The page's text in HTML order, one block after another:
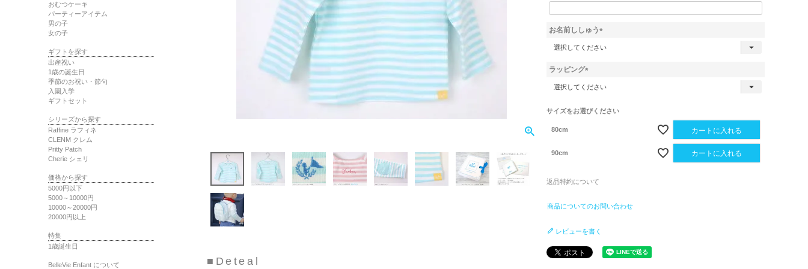
おむつケーキ
パーティーアイテム
男の子
女の子
ギフトを探す
出産祝い
1歳の誕生日
季節のお祝い・節句
入園入学
ギフトセット
シリーズから探す
Raffine ラフィネ
CLENM クレム
Pritty Patch
Cherie シェリ
価格から探す
5000円以下
5000～10000円
10000～20000円
20000円以上
特集
1歳誕生日
BelleVie Enfant について
■Deteal
お名前ししゅう
ラッピング
)
サイズをお選びください
80cm カートに入れる
90cm カートに入れる
返品特約について
商品についてのお問い合わせ
レビューを書く